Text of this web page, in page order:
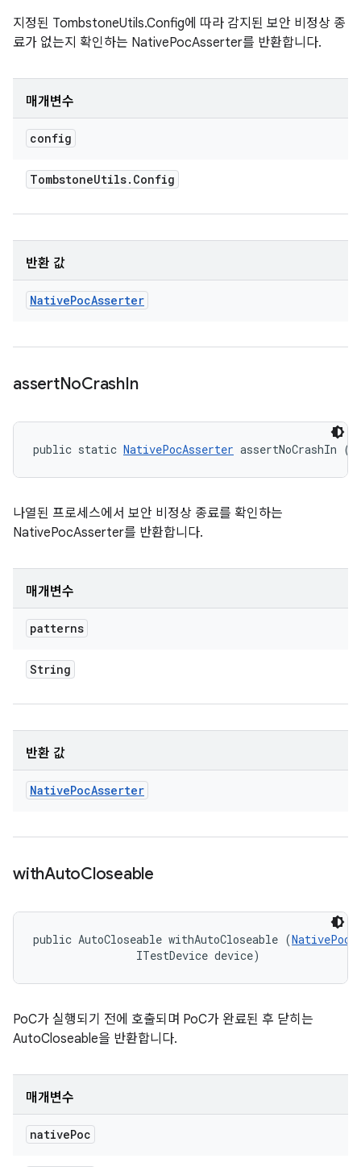
지정된 TombstoneUtils.Config에 따라 감지된 보안 비정상 종
료가 없는지 확인하는 NativePocAsserter를 반환합니다.
매개변수
config
TombstoneUtils. Config
반환 값
NativePocAsserter
assertNoCrashIn
public static NativePocAsserter assertNoCrashIn
나열된 프로세스에서 보안 비정상 종료를 확인하는
NativePocAsserter를 반환합니다.
매개변수
patterns
String
반환 값
NativePocAsserter
withAutoCloseable
public AutoCloseable withAutoCloseable (NativePoc
                ITestDevice device)
PoC가 실행되기 전에 호출되며 PoC가 완료된 후 닫히는
AutoCloseable을 반환합니다.
매개변수
nativePoc